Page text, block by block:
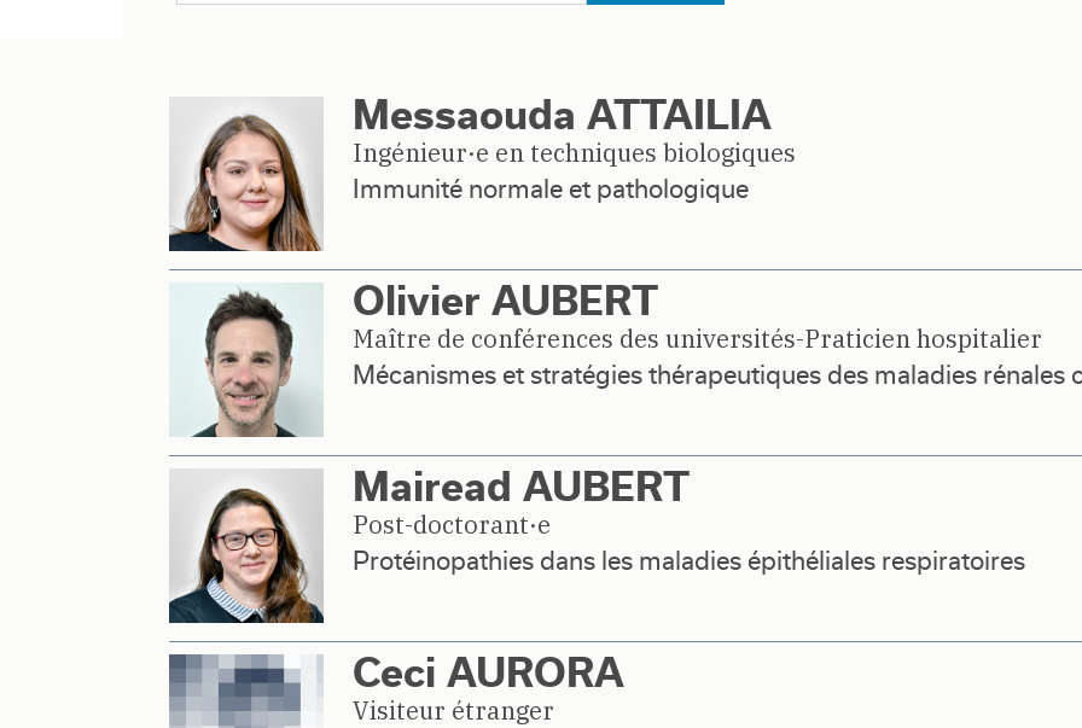
Messaouda ATTAILIA
Ingénieur·e en techniques biologiques
Immunité normale et pathologique
Olivier AUBERT
Maître de conférences des universités-Praticien hospitalier
Mécanismes et stratégies thérapeutiques des maladies rénales
Mairead AUBERT
Post-doctorant·e
Protéinopathies dans les maladies épithéliales respiratoires
Ceci AURORA
Visiteur étranger